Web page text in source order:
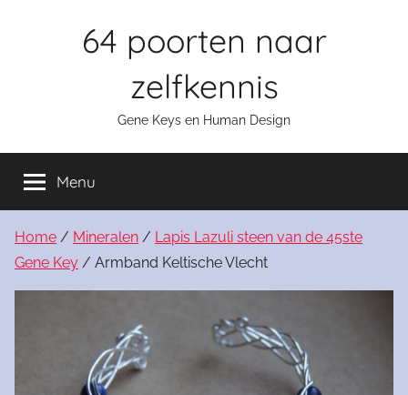
64 poorten naar
zelfkennis
Gene Keys en Human Design
Menu
Home / Mineralen / Lapis Lazuli steen van de 45ste
Gene Key / Armband Keltische Vlecht